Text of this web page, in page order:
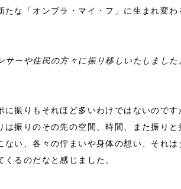
たな「オンブラ・マイ・フ」に生まれ変わ
サーや住民の方々に振り移しいたしまし
振りもそれほど多いわけではないので
は振りのその先の空間、時間、また振り
ない、各々の佇まいや身体の想い、それ
るのだなと感じました。